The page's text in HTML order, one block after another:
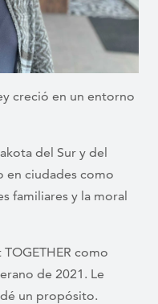
creció en un entorno
del Sur y del
en ciudades como
familiares y la moral
como
de 2021. Le
un propósito.